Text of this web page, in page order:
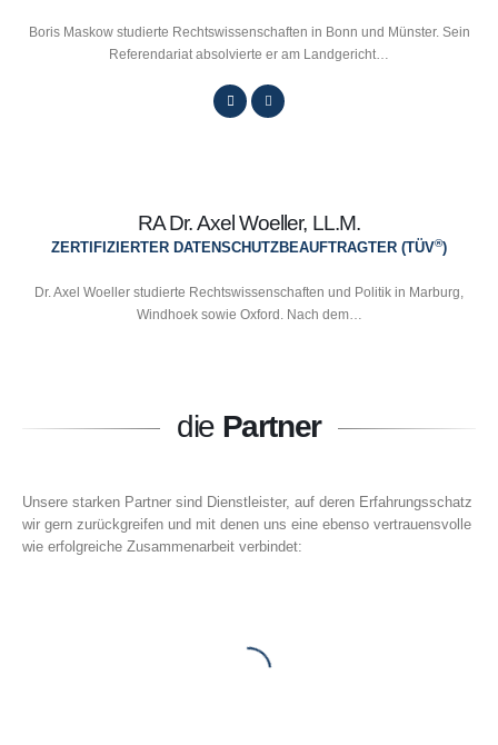
Boris Maskow studierte Rechtswissenschaften in Bonn und Münster. Sein
Referendariat absolvierte er am Landgericht…
RA Dr. Axel Woeller, LL.M.
ZERTIFIZIERTER DATENSCHUTZBEAUFTRAGTER (TÜV®)
Dr. Axel Woeller studierte Rechtswissenschaften und Politik in Marburg,
Windhoek sowie Oxford. Nach dem…
die Partner
Unsere starken Partner sind Dienstleister, auf deren Erfahrungsschatz
wir gern zurückgreifen und mit denen uns eine ebenso vertrauensvolle
wie erfolgreiche Zusammenarbeit verbindet: